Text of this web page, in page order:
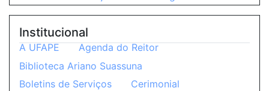
Institucional
A UFAPE
Agenda do Reitor
Biblioteca Ariano Suassuna
Boletins de Serviços
Cerimonial